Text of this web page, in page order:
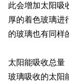
此会增加太阳吸
厚的着色玻璃进
的玻璃也有同样
太阳能吸收总量
玻璃吸收的太阳